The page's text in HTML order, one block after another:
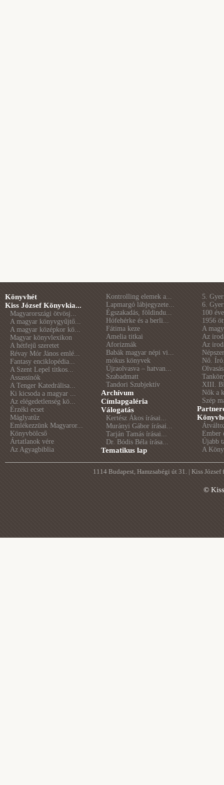
Könyvhét
Kiss József Könyvkia...
Magyarországi ötvösj...
A magyar könyvgyűjtő...
A magyar középkor kö...
Magyar könyvlexikon
A hétfejű szeretet
Révay Mór János emlé...
Fantasy enciklopédia...
A Szent Lepel titkos...
Assassinók
A Tenger Katedrálisa...
Ki kicsoda a magyar ...
Az elégedetlenség kö...
Érzéki ecset
Máglyatűz
Emlékezzünk Magyaror...
Könyvbölcső
Ártatlanok vére
Az Agyagbiblia
Kontrolling elemek a...
Lapmargó lábjegyzete...
Égszakadás, földindu...
Hófehérke és a berli...
Fátima keze
Amelia titkai
Aforizmák
Babák magyar népi vi...
mókus könyvek
Újraolvasva – hatvan...
Szabadmatt
Tandori Szubjektív
Archívum
Címlapgaléria
Válogatás
Kertész Ákos írásai...
Murányi Gábor írásai...
Tarján Tamás írásai...
Dr. Bódis Béla írása...
Tematikus lap
5.
6.
100
1956
A
Az
Az
Nő.
XIII.
Nők a
Szép
Ember
Újabb
A
1114 Budapest, Hamzsabégi út 31. | Kiss
©